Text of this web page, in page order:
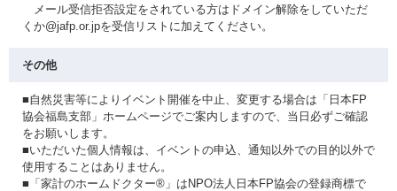
メール受信拒否設定をされている方はドメイン解除をしていただ
くか@jafp.or.jpを受信リストに加えてください。
その他
■自然災害等によりイベント開催を中止、変更する場合は「日本FP
協会福島支部」ホームページでご案内しますので、当日必ずご確認
をお願いします。
■いただいた個人情報は、イベントの申込、通知以外での目的以外で
使用することはありません。
■「家計のホームドクター®」はNPO法人日本FP協会の登録商標で